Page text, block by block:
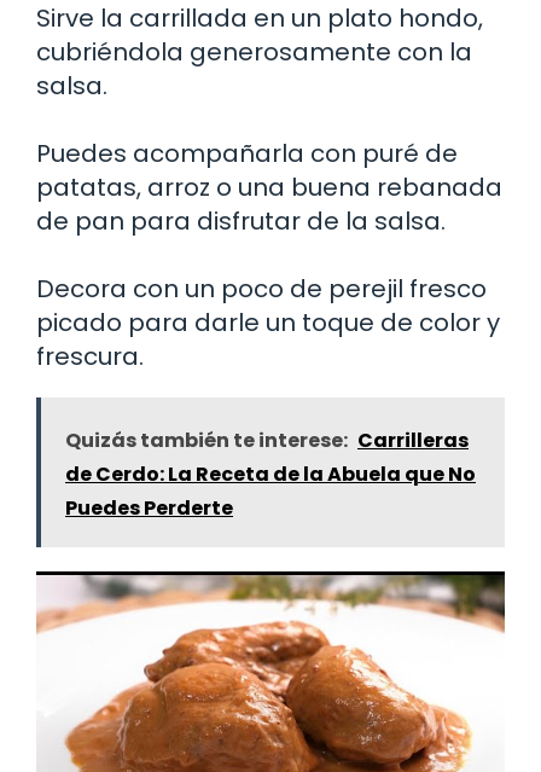
Sirve la carrillada en un plato hondo,
cubriéndola generosamente con la
salsa.
Puedes acompañarla con puré de
patatas, arroz o una buena rebanada
de pan para disfrutar de la salsa.
Decora con un poco de perejil fresco
picado para darle un toque de color y
frescura.
Quizás también te interese: Carrilleras
de Cerdo: La Receta de la Abuela que No
Puedes Perderte